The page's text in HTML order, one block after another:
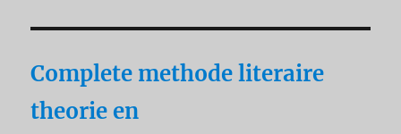
Complete methode literaire
theorie en